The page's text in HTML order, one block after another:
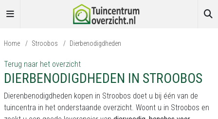
Home / Stroobos / Dierbenodigdheden
Terug naar het overzicht
DIERBENODIGDHEDEN IN STROOBOS
Dierenbenodigdheden kopen in Stroobos doet u bij één van de
tuincentra in het onderstaande overzicht. Woont u in Stroobos en